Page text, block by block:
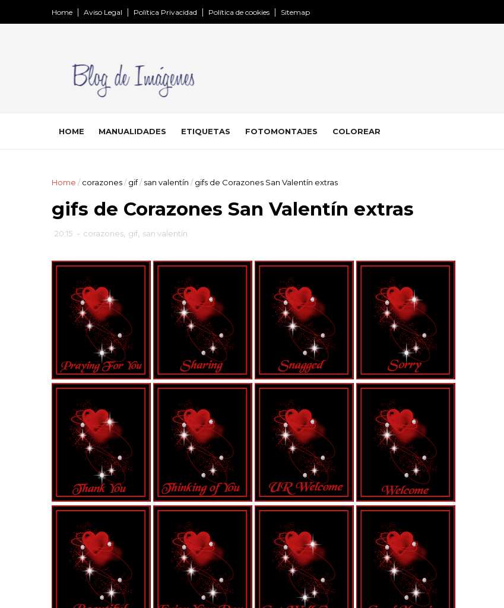
Home Aviso Legal Política Privacidad Política de cookies Sitemap
HOME MANUALIDADES ETIQUETAS FOTOMONTAJES COLOREAR
Home / corazones/ gif/ san valentín / gifs de Corazones San Valentín extras
gifs de Corazones San Valentín extras
20:15 - corazones gif san valentín